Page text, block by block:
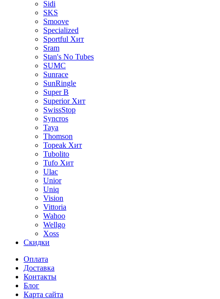
Sidi
SKS
Smoove
Specialized
Sportful Хит
Sram
Stan's No Tubes
SUMC
Sunrace
SunRingle
Super B
Superior Хит
SwissStop
Syncros
Taya
Thomson
Topeak Хит
Tubolito
Tufo Хит
Ulac
Unior
Uniq
Vision
Vittoria
Wahoo
Wellgo
Xoss
Скидки
Оплата
Доставка
Контакты
Блог
Карта сайта